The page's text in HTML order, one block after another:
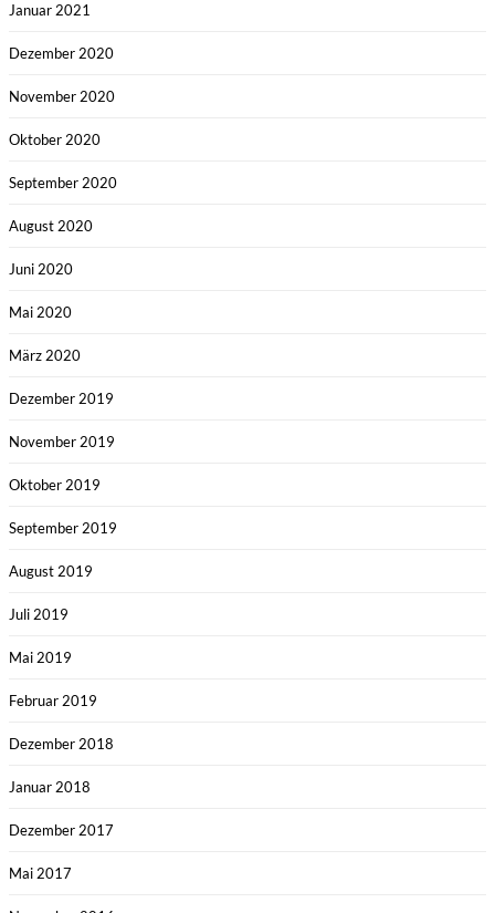
Januar 2021
Dezember 2020
November 2020
Oktober 2020
September 2020
August 2020
Juni 2020
Mai 2020
März 2020
Dezember 2019
November 2019
Oktober 2019
September 2019
August 2019
Juli 2019
Mai 2019
Februar 2019
Dezember 2018
Januar 2018
Dezember 2017
Mai 2017